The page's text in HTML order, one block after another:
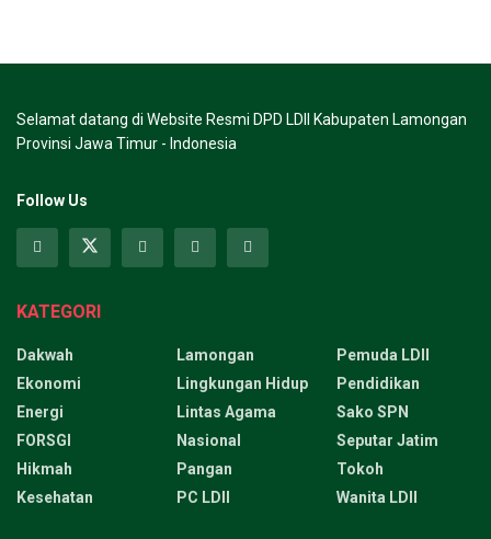
Selamat datang di Website Resmi DPD LDII Kabupaten Lamongan
Provinsi Jawa Timur - Indonesia
Follow Us
KATEGORI
Dakwah
Ekonomi
Energi
FORSGI
Hikmah
Kesehatan
Lamongan
Lingkungan Hidup
Lintas Agama
Nasional
Pangan
PC LDII
Pemuda LDII
Pendidikan
Sako SPN
Seputar Jatim
Tokoh
Wanita LDII